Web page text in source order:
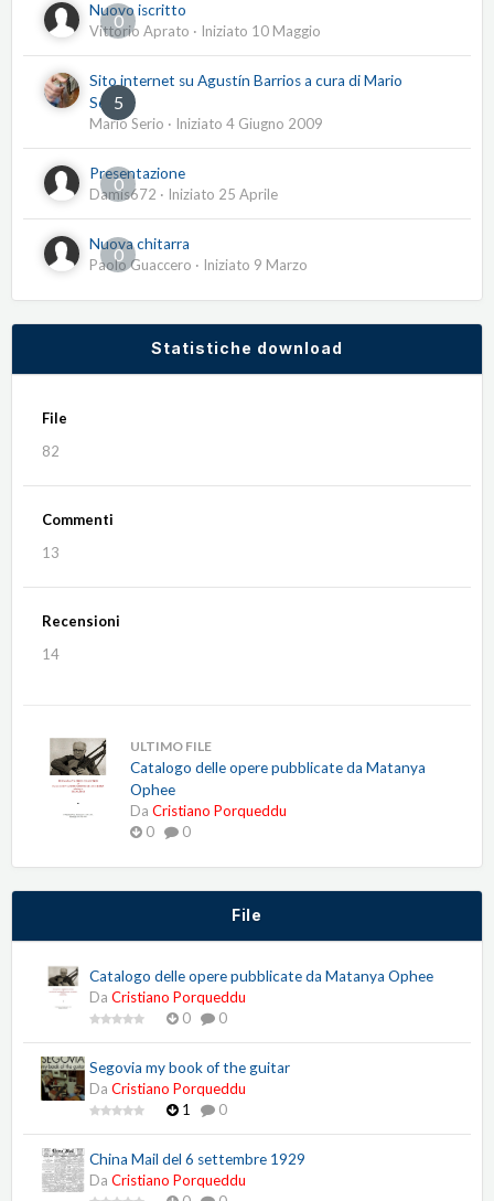
0
Nuovo iscritto
Vittorio Aprato · Iniziato 10 Maggio
5
Sito internet su Agustín Barrios a cura di Mario
Serio
Mario Serio · Iniziato 4 Giugno 2009
0
Presentazione
Damis672 · Iniziato 25 Aprile
0
Nuova chitarra
Paolo Guaccero · Iniziato 9 Marzo
Statistiche download
File
82
Commenti
13
Recensioni
14
ULTIMO FILE
Catalogo delle opere pubblicate da Matanya
Ophee
Da Cristiano Porqueddu
0
0
File
Catalogo delle opere pubblicate da Matanya Ophee
Da Cristiano Porqueddu
0
0
Segovia my book of the guitar
Da Cristiano Porqueddu
1
0
China Mail del 6 settembre 1929
Da Cristiano Porqueddu